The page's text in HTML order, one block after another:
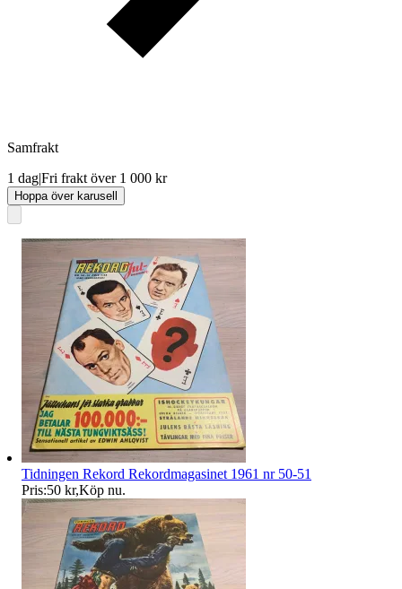
Samfrakt
1 dag|Fri frakt över 1 000 kr
Hoppa över karusell
Tidningen Rekord Rekordmagasinet 1961 nr 50-51
Pris:50 kr,Köp nu.